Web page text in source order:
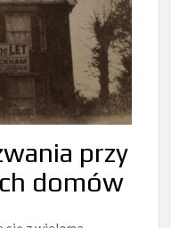
przy
domów